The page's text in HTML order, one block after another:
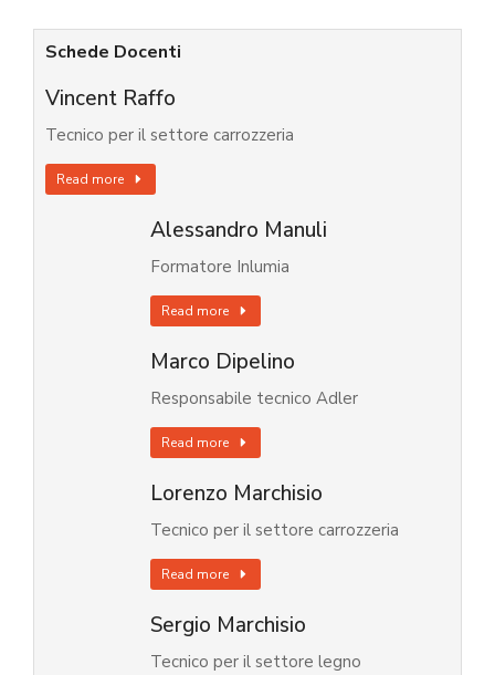
Schede Docenti
Vincent Raffo
Tecnico per il settore carrozzeria
Read more
Alessandro Manuli
Formatore Inlumia
Read more
Marco Dipelino
Responsabile tecnico Adler
Read more
Lorenzo Marchisio
Tecnico per il settore carrozzeria
Read more
Sergio Marchisio
Tecnico per il settore legno